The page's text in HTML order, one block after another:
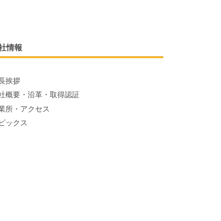
情報
挨拶
概要・沿革・取得認証
所・アクセス
ックス